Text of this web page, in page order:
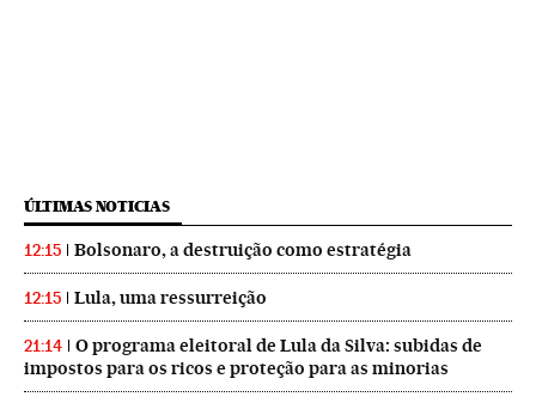
ÚLTIMAS NOTICIAS
12:15 Bolsonaro, a destruição como estratégia
12:15 Lula, uma ressurreição
21:14
O programa eleitoral de Lula da Silva: subidas de
impostos para os ricos e proteção para as minorias